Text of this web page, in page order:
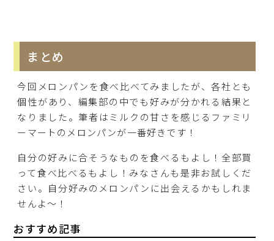
まとめ
今回メロンパンを食べ比べてみましたが、各社とも
個性があり、編集部の中でも好みが分かれる結果と
なりました。筆者はミルクの甘さを感じるファミリ
ーマートのメロンパンが一番好きです！
自分の好みに合そうなものを食べるもよし！全部買
って食べ比べるもよし！みなさんも是非お試しくだ
さい。自分好みのメロンパンに出会えるかもしれま
せんよ〜！
おすすめ記事